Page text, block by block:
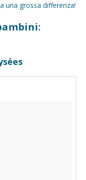
una grossa differenza!